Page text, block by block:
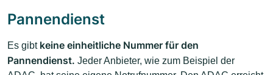
Pannendienst
Es gibt keine einheitliche Nummer für den
Pannendienst. Jeder Anbieter, wie zum Beispiel der